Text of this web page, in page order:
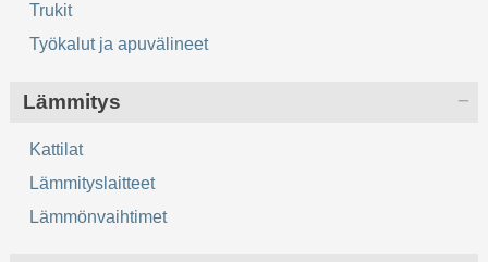
Trukit
Työkalut ja apuvälineet
Lämmitys
Kattilat
Lämmityslaitteet
Lämmönvaihtimet